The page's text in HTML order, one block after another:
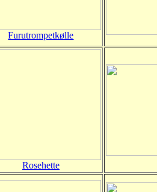
Furutrompetkølle
Rosehette